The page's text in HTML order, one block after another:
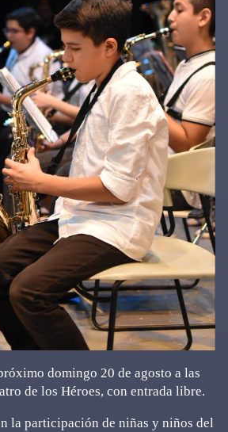
domingo 20 de agosto a las
de los Héroes, con entrada libre.
la participación de niñas y niños del